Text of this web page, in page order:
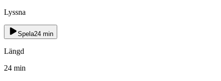
Lyssna
Spela24 min
Längd
24 min